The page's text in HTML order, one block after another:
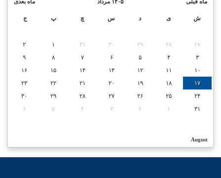
ماه بعدی ۱۴۰۵ مرداد ماه قبلی
ش ی د س چ پ ج
۲۷ ۲۸ ۲۹ ۳۰ ۳۱ ۱
۲
۳
۴ ۵ ۶ ۷ ۸
۹
۱۰
۱۱ ۱۲ ۱۳ ۱۴ ۱۵
۱۶
۱۷
۱۸ ۱۹ ۲۰ ۲۱ ۲۲
۲۳
۲۴
۲۵ ۲۶ ۲۷ ۲۸ ۲۹
۳۰
۳۱
۱ ۲ ۳ ۴ ۵ ۶
August